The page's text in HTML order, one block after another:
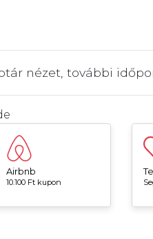
nézet, további
Airbnb
10.100 Ft kupon